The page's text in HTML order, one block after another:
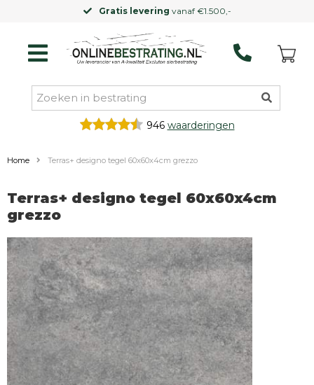
Gratis levering vanaf €1.500,-
946 waarderingen
Home Terras+ designo tegel 60x60x4cm grezzo
Terras+ designo tegel 60x60x4cm
grezzo